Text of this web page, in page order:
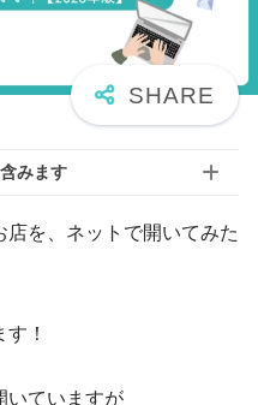
みます
店を、ネットで開いてみた
！
いていますが